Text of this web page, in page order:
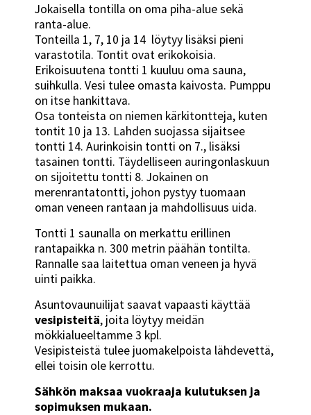
Jokaisella tontilla on oma piha-alue sekä
ranta-alue.
Tonteilla 1, 7, 10 ja 14 löytyy lisäksi pieni
varastotila. Tontit ovat erikokoisia.
Erikoisuutena tontti 1 kuuluu oma sauna,
suihkulla. Vesi tulee omasta kaivosta. Pumppu
on itse hankittava.
Osa tonteista on niemen kärkitontteja, kuten
tontit 10 ja 13. Lahden suojassa sijaitsee
tontti 14. Aurinkoisin tontti on 7., lisäksi
tasainen tontti. Täydelliseen auringonlaskuun
on sijoitettu tontti 8. Jokainen on
merenrantatontti, johon pystyy tuomaan
oman veneen rantaan ja mahdollisuus uida.
Tontti 1 saunalla on merkattu erillinen
rantapaikka n. 300 metrin päähän tontilta.
Rannalle saa laitettua oman veneen ja hyvä
uinti paikka.
Asuntovaunuilijat saavat vapaasti käyttää
vesipisteitä, joita löytyy meidän
mökkialueeltamme 3 kpl.
Vesipisteistä tulee juomakelpoista lähdevettä,
ellei toisin ole kerrottu.
Sähkön maksaa vuokraaja kulutuksen ja
sopimuksen mukaan.